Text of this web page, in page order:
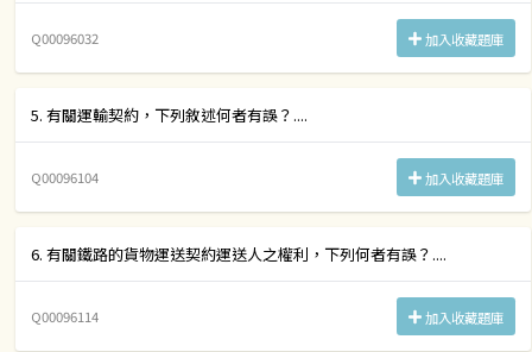
Q00096032 加入收藏題庫
5. 有關運輸契約，下列敘述何者有誤？....
Q00096104 加入收藏題庫
6. 有關鐵路的貨物運送契約運送人之權利，下列何者有誤？....
Q00096114 加入收藏題庫